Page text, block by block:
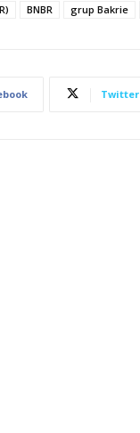
BNBR grup Bakrie
Twitter